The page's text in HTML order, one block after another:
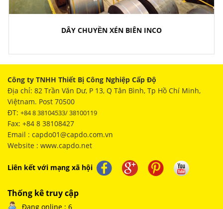
DÂY CHUYỀN XÉN BIÊN INCO
Công ty TNHH Thiết Bị Công Nghiệp Cấp Độ
Địa chỉ: 82 Trần Văn Dư, P 13, Q Tân Bình, Tp Hồ Chí Minh,
Việtnam. Post 70500
ĐT: +84 8 38104533/ 38100119
Fax: +84 8 38108427
Email : capdo01@capdo.com.vn
Website : www.capdo.net
Liên kết với mạng xã hội
Thống kê truy cập
Đang online : 6